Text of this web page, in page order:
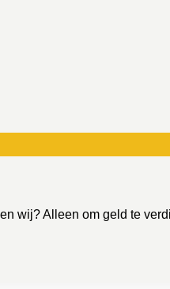
wij? Alleen om geld te